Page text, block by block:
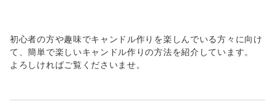
初心者の方や趣味でキャンドル作りを楽しんでいる方々に向け
て、簡単で楽しいキャンドル作りの方法を紹介しています。
よろしければご覧くださいませ。